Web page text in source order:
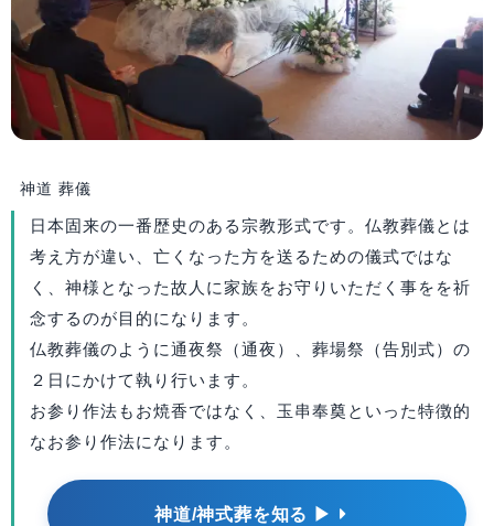
神道 葬儀
日本固来の一番歴史のある宗教形式です。仏教葬儀とは
考え方が違い、亡くなった方を送るための儀式ではな
く、神様となった故人に家族をお守りいただく事をを祈
念するのが目的になります。
仏教葬儀のように通夜祭（通夜）、葬場祭（告別式）の
２日にかけて執り行います。
お参り作法もお焼香ではなく、玉串奉奠といった特徴的
なお参り作法になります。
神道/神式葬を知る ▶